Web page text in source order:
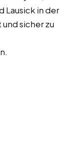
Lausick in der
sicher zu